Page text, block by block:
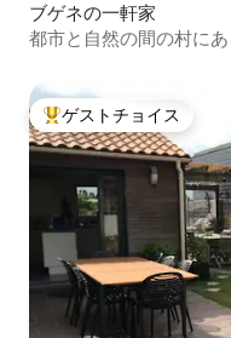
ブゲネの一軒家
都市と自然の間の村に
大好評のゲストチョイ
ゲストチョイス